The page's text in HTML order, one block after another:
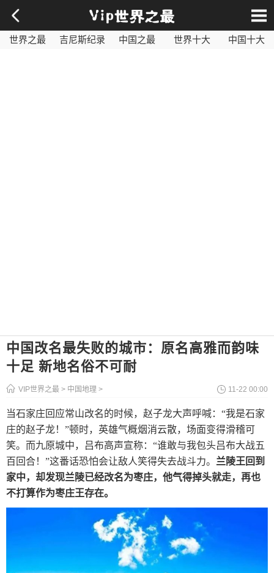
世界之最 吉尼斯纪录 中国之最 世界十大
中国十大
中国改名最失败的城市：原名高雅而韵味
十足 新地名俗不可耐
VIP世界之最 > 中国地理 > 11-22 00:00
当石家庄回应常山改名的时候，赵子龙大声呼喊：“我是石家
庄的赵子龙！”顿时，英雄气概烟消云散，场面变得滑稽可
笑。而九原城中，吕布高声宣称：“谁敢与我包头吕布大战五
百回合！”这番话恐怕会让敌人笑得失去战斗力。 兰陵王回到
家中，却发现兰陵已经改名为枣庄，他气得掉头就走，再也
不打算作为枣庄王存在。